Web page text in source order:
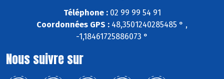
Téléphone :02 99 99 54 91
Coordonnées GPS : 48,3501240285485 ° ,
-1,18461725886073 °
Nous suivre sur